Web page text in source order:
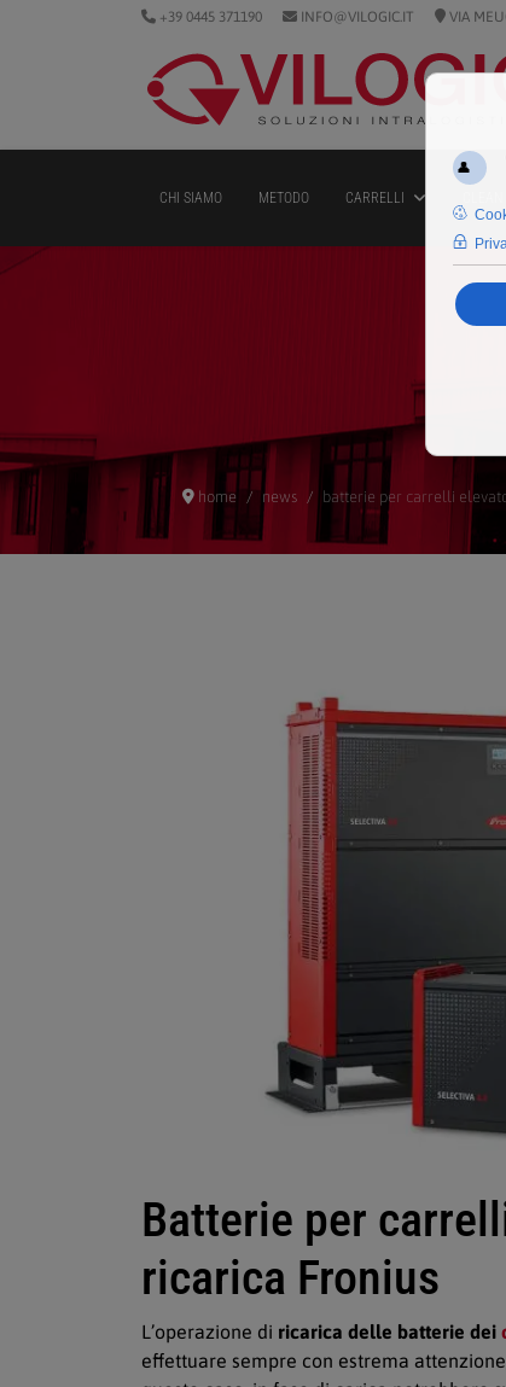
+39 0445 371190 INFO@VILOGIC.IT VIA
CHI SIAMO METODO CARRELLI
home news batterie per carrelli
Batterie per
ricarica Fronius
L’operazione di ricarica delle batterie dei
effettuare sempre con estrema